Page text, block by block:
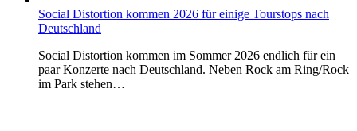
Social Distortion kommen 2026 für einige Tourstops nach
Deutschland
Social Distortion kommen im Sommer 2026 endlich für ein
paar Konzerte nach Deutschland. Neben Rock am Ring/Rock
im Park stehen…